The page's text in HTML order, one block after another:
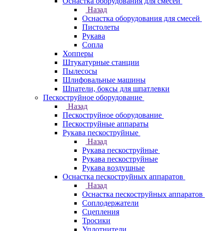
Назад
Оснастка оборудования для смесей
Пистолеты
Рукава
Сопла
Хопперы
Штукатурные станции
Пылесосы
Шлифовальные машины
Шпатели, боксы для шпатлевки
Пескоструйное оборудование
Назад
Пескоструйное оборудование
Пескоструйные аппараты
Рукава пескоструйные
Назад
Рукава пескоструйные
Рукава пескоструйные
Рукава воздушные
Оснастка пескоструйных аппаратов
Назад
Оснастка пескоструйных аппаратов
Соплодержатели
Сцепления
Тросики
Уплотнители